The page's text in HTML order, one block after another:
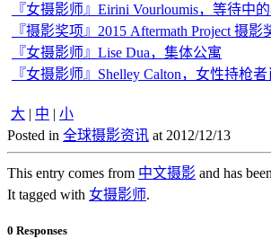
『女摄影师』Eirini Vourloumis，等待中
『摄影奖项』2015 Aftermath Project 摄影
『女摄影师』Lise Dua，集体公寓
『女摄影师』Shelley Calton，女性持枪
大 | 中 | 小
Posted in 全球摄影资讯 at 2012/12/13
This entry comes from 中文摄影 and has
It tagged with 女摄影师.
0 Responses